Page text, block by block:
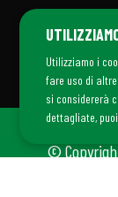
©
Utilizziamo i
fare uso di
si considererà
dettagliate,